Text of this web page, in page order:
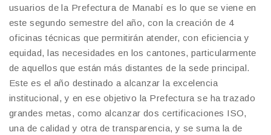
usuarios de la Prefectura de Manabí es lo que se viene en
este segundo semestre del año, con la creación de 4
oficinas técnicas que permitirán atender, con eficiencia y
equidad, las necesidades en los cantones, particularmente
de aquellos que están más distantes de la sede principal.
Este es el año destinado a alcanzar la excelencia
institucional, y en ese objetivo la Prefectura se ha trazado
grandes metas, como alcanzar dos certificaciones ISO,
una de calidad y otra de transparencia, y se suma la de